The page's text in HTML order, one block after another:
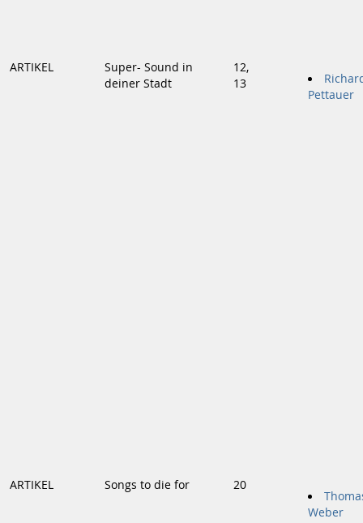
ARTIKEL
Super- Sound in
deiner Stadt
12,
13
Pettauer
ARTIKEL Songs to die for 20
Weber